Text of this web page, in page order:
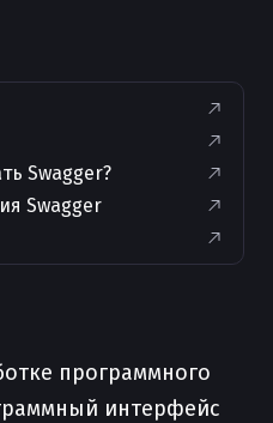
Swagger?
Swagger
программного
интерфейс